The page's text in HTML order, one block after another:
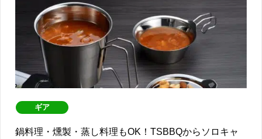
ギア
鍋料理・燻製・蒸し料理もOK！TSBBQからソロキャ